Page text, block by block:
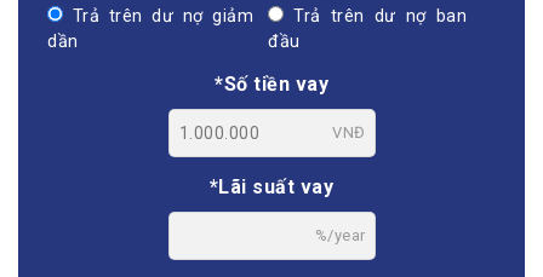
Trả trên dư nợ giảm
dần
Trả trên dư nợ ban
đầu
*Số tiền vay
VNĐ
*Lãi suất vay
%/year